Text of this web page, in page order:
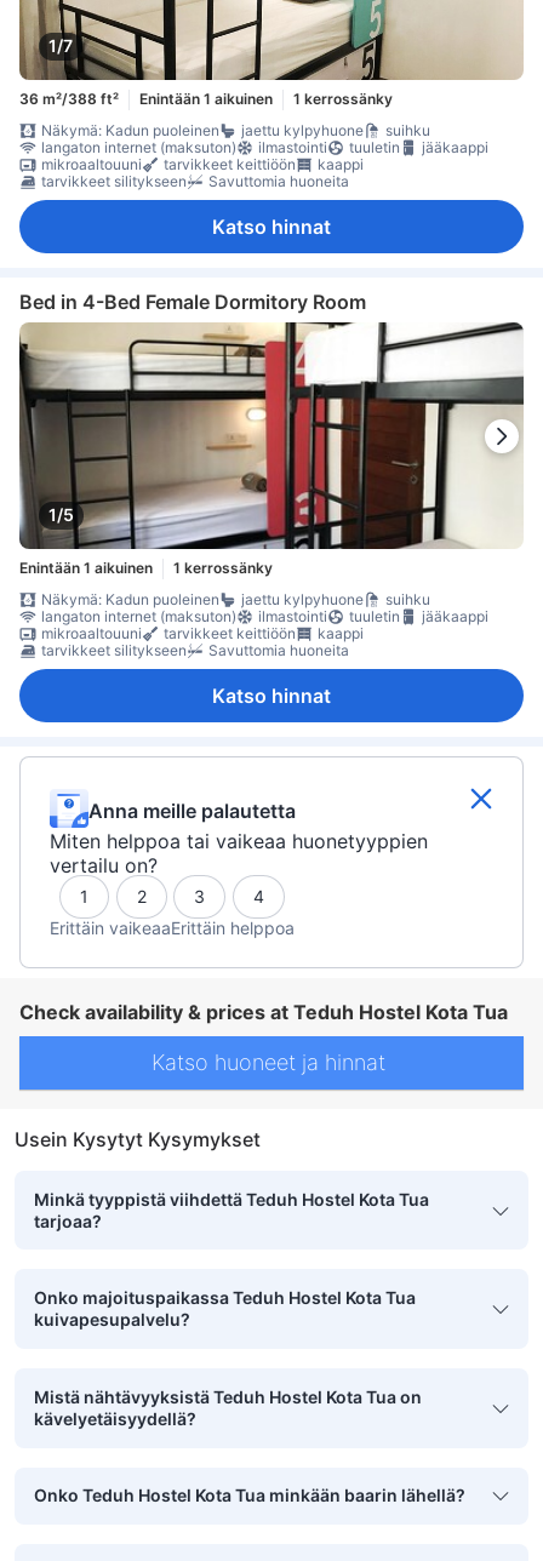
1/7
36 m²/388 ft² Enintään 1 aikuinen
1 kerrossänky
Näkymä: Kadun puoleinen
jaettu kylpyhuone
suihku
langaton internet (maksuton)
ilmastointi tuuletin
jääkaappi
mikroaaltouuni
tarvikkeet keittiöön
kaappi
tarvikkeet silitykseen
Savuttomia huoneita
Katso hinnat
Bed in 4-Bed Female Dormitory Room
1/5
Enintään 1 aikuinen
1 kerrossänky
Näkymä: Kadun puoleinen
jaettu kylpyhuone
suihku
langaton internet (maksuton)
ilmastointi tuuletin
jääkaappi
mikroaaltouuni
tarvikkeet keittiöön
kaappi
tarvikkeet silitykseen
Savuttomia huoneita
Katso hinnat
Anna meille palautetta
Miten helppoa tai vaikeaa huonetyyppien
vertailu on?
1 2 3
4
Erittäin vaikeaaErittäin helppoa
Check availability & prices at Teduh Hostel Kota Tua
Katso huoneet ja hinnat
Usein Kysytyt Kysymykset
Minkä tyyppistä viihdettä Teduh Hostel Kota Tua
tarjoaa?
Onko majoituspaikassa Teduh Hostel Kota Tua
kuivapesupalvelu?
Mistä nähtävyyksistä Teduh Hostel Kota Tua on
kävelyetäisyydellä?
Onko Teduh Hostel Kota Tua minkään baarin lähellä?